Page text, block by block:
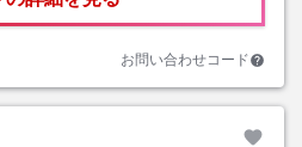
お問い合わせコード